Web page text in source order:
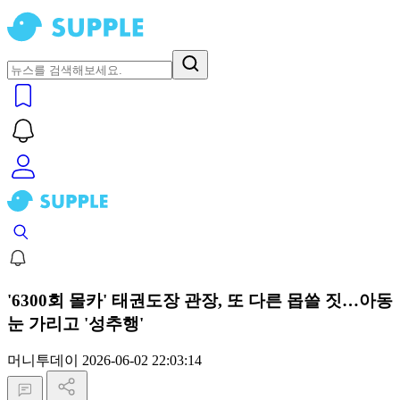
'6300회 몰카' 태권도장 관장, 또 다른 몹쓸 짓…아동
눈 가리고 '성추행'
머니투데이 2026-06-02 22:03:14